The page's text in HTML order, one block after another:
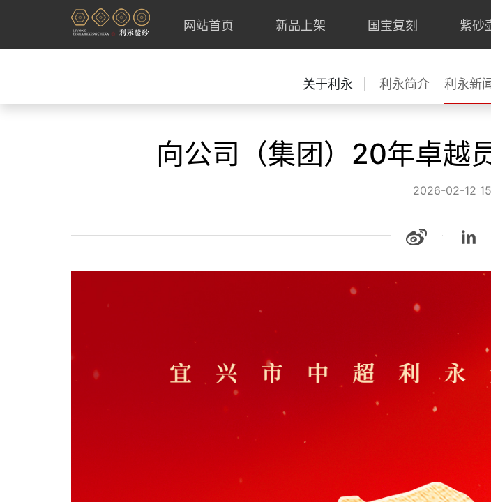
网站首页 新品上架 国宝复刻 紫砂
关于利永 利永简介 利永新
向公司（集团）20年卓越
2026-02-12